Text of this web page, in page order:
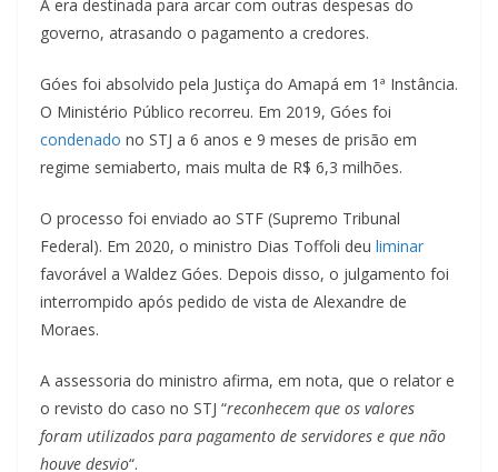
A era destinada para arcar com outras despesas do
governo, atrasando o pagamento a credores.
Góes foi absolvido pela Justiça do Amapá em 1ª Instância.
O Ministério Público recorreu. Em 2019, Góes foi
condenado no STJ a 6 anos e 9 meses de prisão em
regime semiaberto, mais multa de R$ 6,3 milhões.
O processo foi enviado ao STF (Supremo Tribunal
Federal). Em 2020, o ministro Dias Toffoli deu liminar
favorável a Waldez Góes. Depois disso, o julgamento foi
interrompido após pedido de vista de Alexandre de
Moraes.
A assessoria do ministro afirma, em nota, que o relator e
o revisto do caso no STJ “reconhecem que os valores
foram utilizados para pagamento de servidores e que não
houve desvio“.